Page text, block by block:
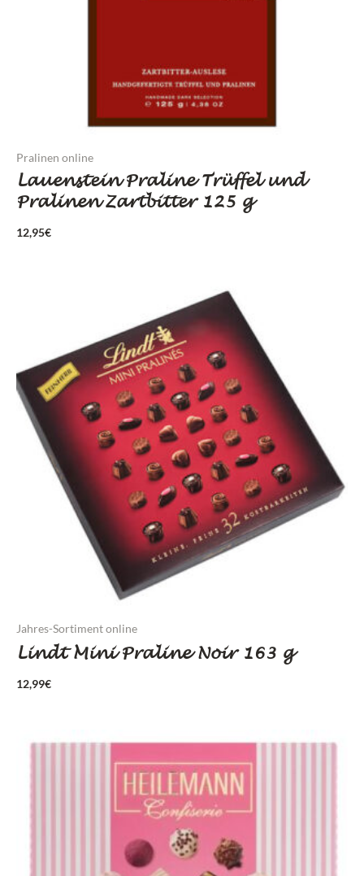
Pralinen online
Lauenstein Praline Trüffel und
Pralinen Zartbitter 125 g
12,95€
Jahres-Sortiment online
Lindt Mini Praline Noir 163 g
12,99€